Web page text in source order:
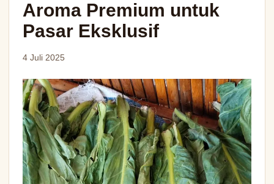
Aroma Premium untuk
Pasar Eksklusif
4 Juli 2025